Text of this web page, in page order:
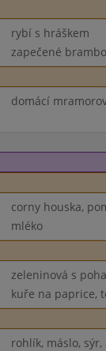
rybí s hráškem
zapečené
domácí
corny houska,
mléko
zeleninová s
kuře na paprice,
rohlík, máslo,